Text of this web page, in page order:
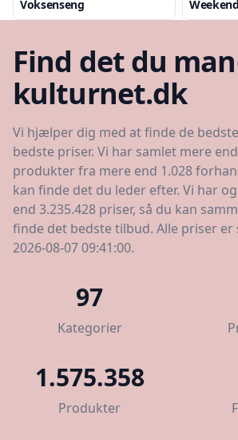
Voksenseng
Find det du
kulturnet.dk
Vi hjælper dig med at finde de
bedste priser. Vi har samlet mere
produkter fra mere end 1.028
kan finde det du leder efter. Vi har
end 3.235.428 priser, så du kan
finde det bedste tilbud. Alle priser
2026-08-07 09:41:00.
97
Kategorier
1.575.358
Produkter